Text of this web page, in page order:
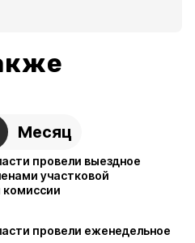
Месяц
провели выездное
участковой
комиссии
провели еженедельное